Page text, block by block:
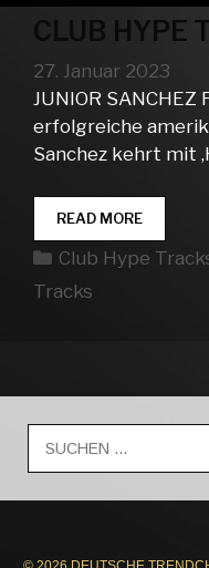
CLUB HYPE
27. Januar 2023
JUNIOR SANCHEZ
erfolgreiche
Sanchez kehrt mit
READ MORECLUB
HYPE
TRACKS
Kategorien
Club Hype
Tracks
nach: